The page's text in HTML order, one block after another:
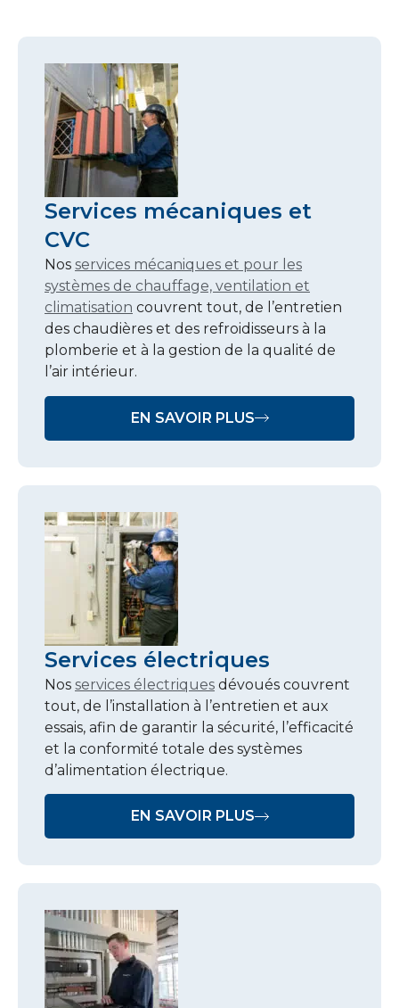
Services mécaniques et
CVC
Nos services mécaniques et pour les
systèmes de chauffage, ventilation et
climatisation couvrent tout, de l’entretien
des chaudières et des refroidisseurs à la
plomberie et à la gestion de la qualité de
l’air intérieur.
EN SAVOIR PLUS
Services électriques
Nos services électriques dévoués couvrent
tout, de l’installation à l’entretien et aux
essais, afin de garantir la sécurité, l’efficacité
et la conformité totale des systèmes
d’alimentation électrique.
EN SAVOIR PLUS